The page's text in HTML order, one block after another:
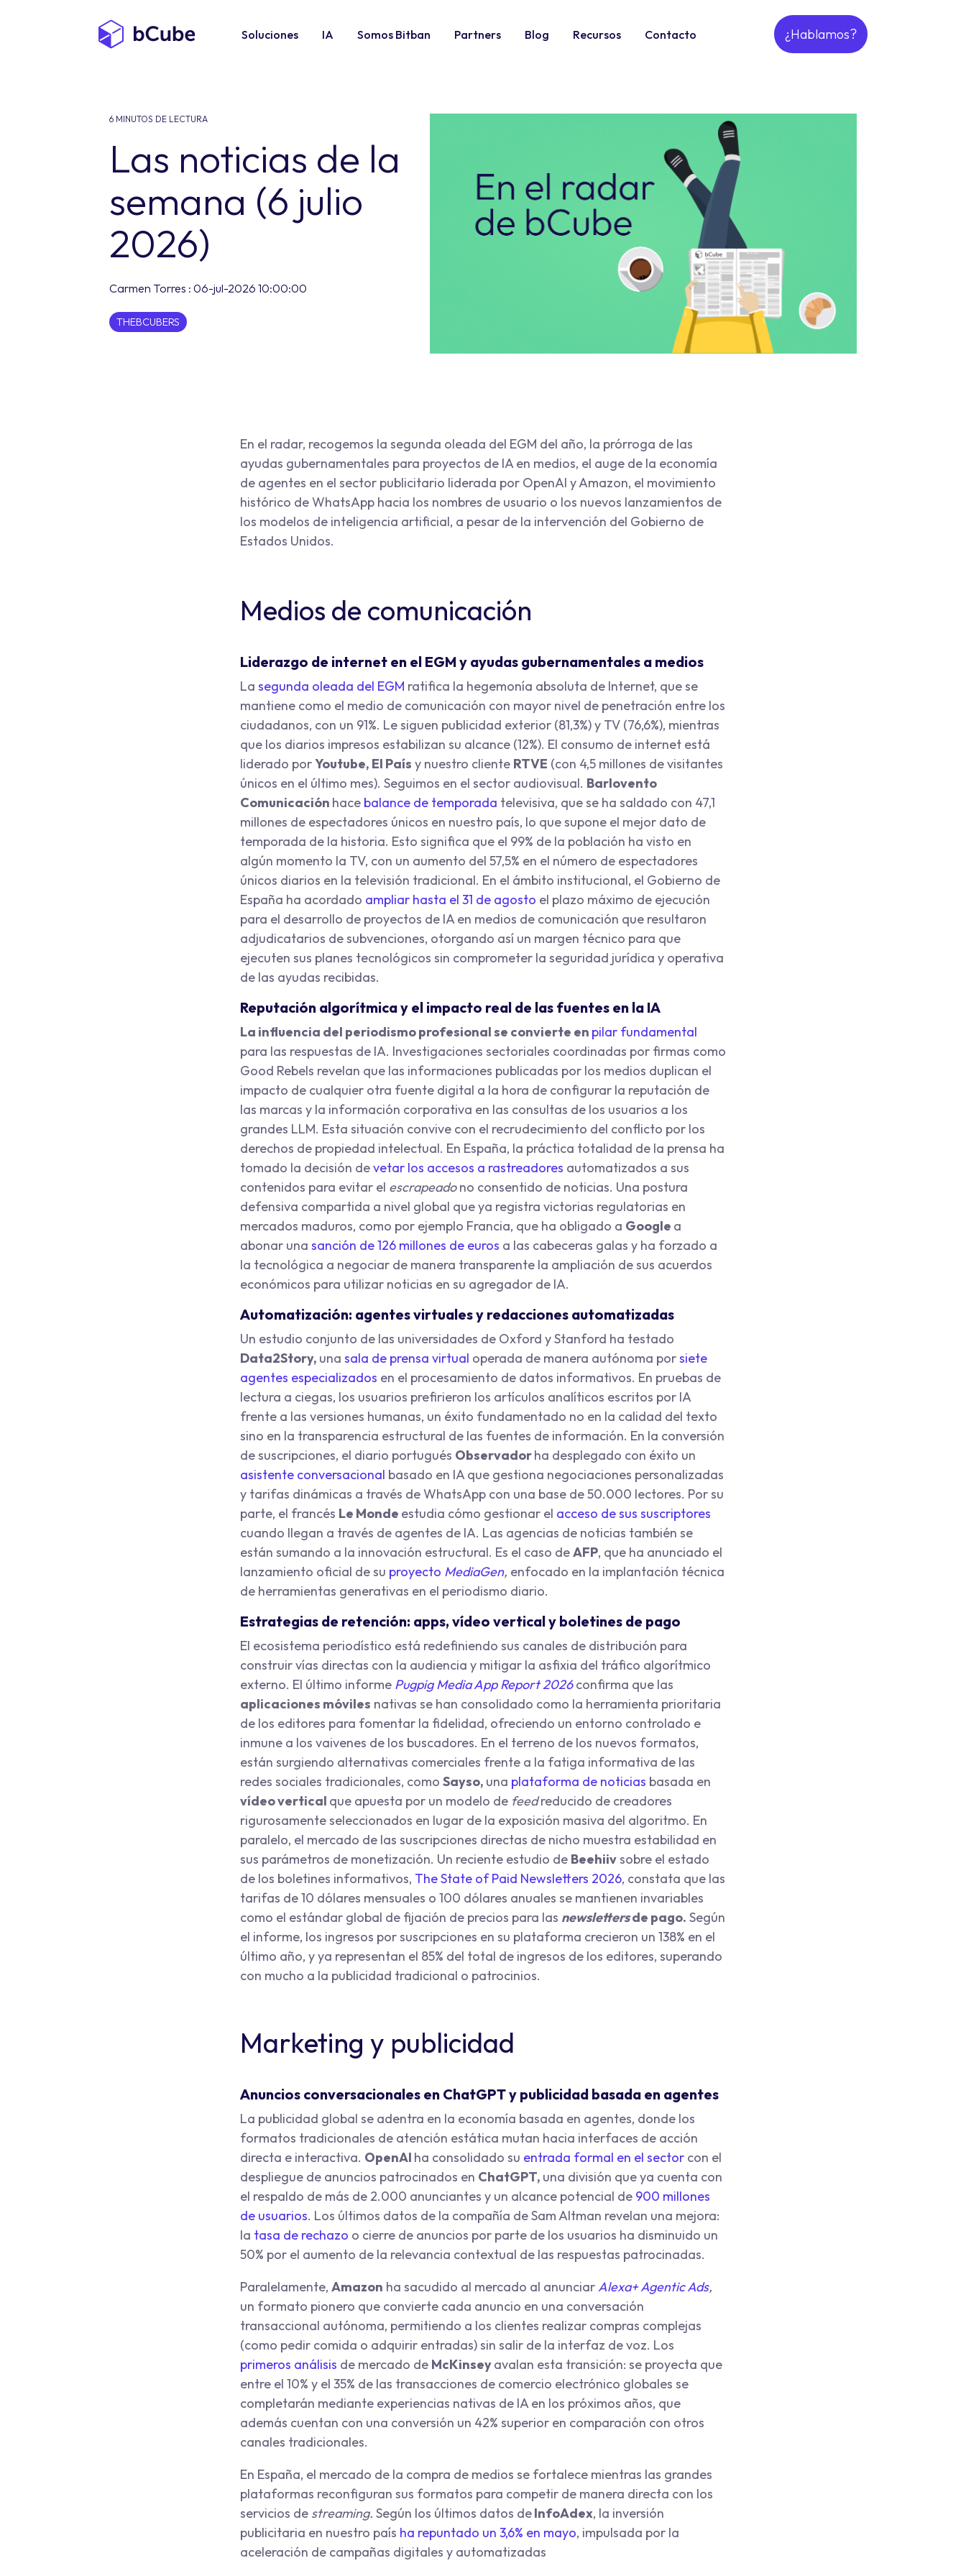
Soluciones IA Somos Bitban Partners Blog Recursos Contacto ¿Hablamos?
6 MINUTOS DE LECTURA
Las noticias de la
semana (6 julio
2026)
Carmen Torres : 06-jul-2026 10:00:00
THEBCUBERS
En el radar, recogemos la segunda oleada del EGM del año, la prórroga de las
ayudas gubernamentales para proyectos de IA en medios, el auge de la economía
de agentes en el sector publicitario liderada por OpenAI y Amazon, el movimiento
histórico de WhatsApp hacia los nombres de usuario o los nuevos lanzamientos de
los modelos de inteligencia artificial, a pesar de la intervención del Gobierno de
Estados Unidos.
Medios de comunicación
Liderazgo de internet en el EGM y ayudas gubernamentales a medios
La segunda oleada del EGM ratifica la hegemonía absoluta de Internet, que se
mantiene como el medio de comunicación con mayor nivel de penetración entre los
ciudadanos, con un 91%. Le siguen publicidad exterior (81,3%) y TV (76,6%), mientras
que los diarios impresos estabilizan su alcance (12%). El consumo de internet está
liderado porYoutube, El País y nuestro cliente RTVE (con 4,5 millones de visitantes
únicos en el último mes). Seguimos en el sector audiovisual. Barlovento
Comunicación hace balance de temporada televisiva, que se ha saldado con 47,1
millones de espectadores únicos en nuestro país, lo que supone el mejor dato de
temporada de la historia. Esto significa que el 99% de la población ha visto en
algún momento la TV, con un aumento del 57,5% en el número de espectadores
únicos diarios en la televisión tradicional. En el ámbito institucional, el Gobierno de
España ha acordado ampliar hasta el 31 de agosto el plazo máximo de ejecución
para el desarrollo de proyectos de IA en medios de comunicación que resultaron
adjudicatarios de subvenciones, otorgando así un margen técnico para que
ejecuten sus planes tecnológicos sin comprometer la seguridad jurídica y operativa
de las ayudas recibidas.
Reputación algorítmica y el impacto real de las fuentes en la IA
La influencia del periodismo profesional se convierte en pilar fundamental
para las respuestas de IA. Investigaciones sectoriales coordinadas por firmas como
Good Rebels revelan que las informaciones publicadas por los medios duplican el
impacto de cualquier otra fuente digital a la hora de configurar la reputación de
las marcas y la información corporativa en las consultas de los usuarios a los
grandes LLM. Esta situación convive con el recrudecimiento del conflicto por los
derechos de propiedad intelectual. En España, la práctica totalidad de la prensa ha
tomado la decisión devetar los accesos a rastreadores automatizados a sus
contenidos para evitar el escrapeadono consentido de noticias. Una postura
defensiva compartida a nivel global que ya registra victorias regulatorias en
mercados maduros, como por ejemplo Francia, que ha obligado a Google a
abonar una sanción de 126 millones de euros a las cabeceras galas y ha forzado a
la tecnológica a negociar de manera transparente la ampliación de sus acuerdos
económicos para utilizar noticias en su agregador de IA.
Automatización: agentes virtuales y redacciones automatizadas
Un estudio conjunto de las universidades de Oxford y Stanford ha testado
Data2Story, una sala de prensa virtual operada de manera autónoma porsiete
agentes especializados en el procesamiento de datos informativos. En pruebas de
lectura a ciegas, los usuarios prefirieron los artículos analíticos escritos por IA
frente a las versiones humanas, un éxito fundamentado no en la calidad del texto
sino en la transparencia estructural de las fuentes de información. En la conversión
de suscripciones, el diario portugués Observadorha desplegado con éxito un
asistente conversacional basado en IA que gestiona negociaciones personalizadas
y tarifas dinámicas a través de WhatsApp con una base de 50.000 lectores. Por su
parte, el francés Le Monde estudia cómo gestionar el acceso de sus suscriptores
cuando llegan a través de agentes de IA. Las agencias de noticias también se
están sumando a la innovación estructural. Es el caso deAFP, que ha anunciado el
lanzamiento oficial de su proyecto MediaGen, enfocado en la implantación técnica
de herramientas generativas en el periodismo diario.
Estrategias de retención: apps, vídeo vertical y boletines de pago
El ecosistema periodístico está redefiniendo sus canales de distribución para
construir vías directas con la audiencia y mitigar la asfixia del tráfico algorítmico
externo. El último informe Pugpig Media App Report 2026 confirma que las
aplicaciones móviles nativas se han consolidado como la herramienta prioritaria
de los editores para fomentar la fidelidad, ofreciendo un entorno controlado e
inmune a los vaivenes de los buscadores. En el terreno de los nuevos formatos,
están surgiendo alternativas comerciales frente a la fatiga informativa de las
redes sociales tradicionales, como Sayso, una plataforma de noticias basada en
vídeo vertical que apuesta por un modelo de feedreducido de creadores
rigurosamente seleccionados en lugar de la exposición masiva del algoritmo. En
paralelo, el mercado de las suscripciones directas de nicho muestra estabilidad en
sus parámetros de monetización. Un reciente estudio de Beehiivsobre el estado
de los boletines informativos, The State of Paid Newsletters 2026, constata que las
tarifas de 10 dólares mensuales o 100 dólares anuales se mantienen invariables
como el estándar global de fijación de precios para las newslettersde pago. Según
el informe, los ingresos por suscripciones en su plataforma crecieron un 138% en el
último año, y ya representan el 85% del total de ingresos de los editores, superando
con mucho a la publicidad tradicional o patrocinios.
Marketing y publicidad
Anuncios conversacionales en ChatGPT y publicidad basada en agentes
La publicidad global se adentra en la economía basada en agentes, donde los
formatos tradicionales de atención estática mutan hacia interfaces de acción
directa e interactiva. OpenAI ha consolidado su entrada formal en el sector con el
despliegue de anuncios patrocinados en ChatGPT, una división que ya cuenta con
el respaldo de más de 2.000 anunciantes y un alcance potencial de 900 millones
de usuarios. Los últimos datos de la compañía de Sam Altman revelan una mejora:
la tasa de rechazo o cierre de anuncios por parte de los usuarios ha disminuido un
50% por el aumento de la relevancia contextual de las respuestas patrocinadas.
Paralelamente, Amazon ha sacudido al mercado al anunciarAlexa+ Agentic Ads,
un formato pionero que convierte cada anuncio en una conversación
transaccional autónoma, permitiendo a los clientes realizar compras complejas
(como pedir comida o adquirir entradas) sin salir de la interfaz de voz. Los
primeros análisis de mercado de McKinseyavalan esta transición: se proyecta que
entre el 10% y el 35% de las transacciones de comercio electrónico globales se
completarán mediante experiencias nativas de IA en los próximos años, que
además cuentan con una conversión un 42% superior en comparación con otros
canales tradicionales.
En España, el mercado de la compra de medios se fortalece mientras las grandes
plataformas reconfiguran sus formatos para competir de manera directa con los
servicios de streaming. Según los últimos datos deInfoAdex, la inversión
publicitaria en nuestro país ha repuntado un 3,6% en mayo, impulsada por la
aceleración de campañas digitales y automatizadas